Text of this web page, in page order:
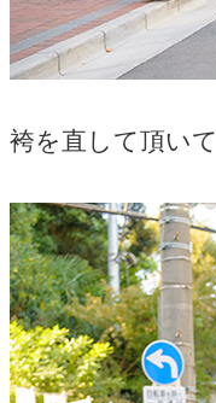
袴を直して頂いて